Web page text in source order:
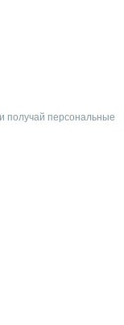
получай персональные